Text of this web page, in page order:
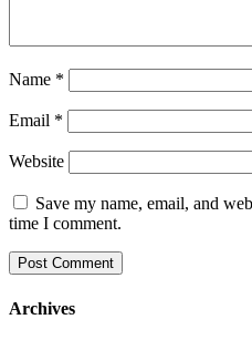
Name *
Email *
Website
Save my name, email, and
time I comment.
Archives